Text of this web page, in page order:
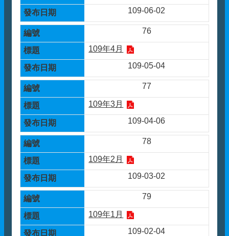
109-06-02
76
109年4月
109-05-04
77
109年3月
109-04-06
78
109年2月
109-03-02
79
109年1月
109-02-04